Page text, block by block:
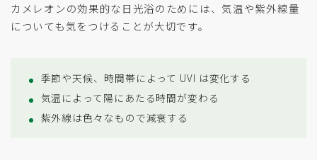
カメレオンの効果的な日光浴のためには、気温や紫外線量
についても気をつけることが大切です。
季節や天候、時間帯によって UVI は変化する
気温によって陽にあたる時間が変わる
紫外線は色々なもので減衰する